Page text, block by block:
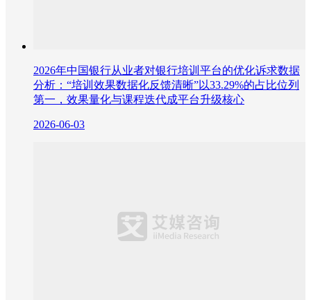
2026年中国银行从业者对银行培训平台的优化诉求数据
分析：“培训效果数据化反馈清晰”以33.29%的占比位列
第一，效果量化与课程迭代成平台升级核心
2026-06-03